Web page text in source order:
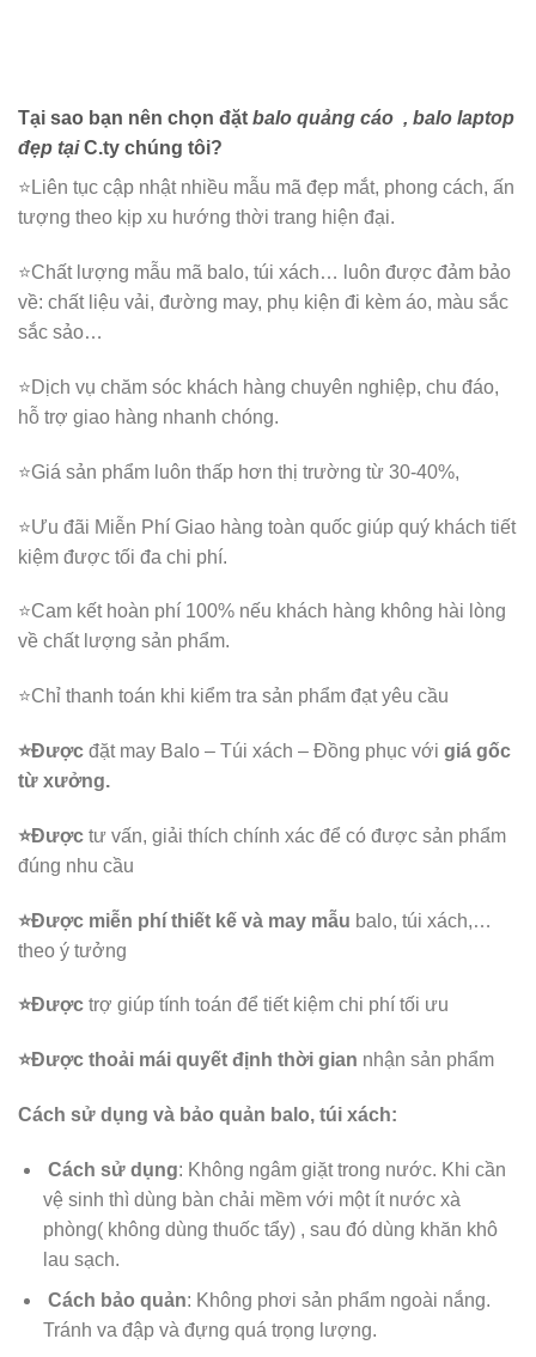
Tại sao bạn nên chọn đặt balo quảng cáo , balo laptop
đẹp tạiC.ty chúng tôi?
⭐️Liên tục cập nhật nhiều mẫu mã đẹp mắt, phong cách, ấn
tượng theo kịp xu hướng thời trang hiện đại.
⭐️Chất lượng mẫu mã balo, túi xách…
luôn được đảm bảo
về: chất liệu vải, đường may, phụ kiện đi kèm áo, màu sắc
sắc sảo…
⭐️Dịch vụ chăm sóc khách hàng chuyên nghiệp, chu đáo,
hỗ trợ giao hàng nhanh chóng.
⭐️Giá sản phẩm luôn thấp hơn thị trường từ 30-40%,
⭐️Ưu đãi Miễn Phí Giao hàng toàn quốc giúp quý khách tiết
kiệm được tối đa chi phí.
⭐️Cam kết hoàn phí 100% nếu khách hàng không hài lòng
về chất lượng sản phẩm.
⭐️Chỉ thanh toán khi kiểm tra sản phẩm đạt yêu cầu
⭐️Được đặt may Balo – Túi xách – Đồng phục với giá gốc
từ xưởng.
⭐️Được tư vấn, giải thích chính xác để có được sản phẩm
đúng nhu cầu
⭐️Được miễn phí thiết kế và may mẫu balo, túi xách,…
theo ý tưởng
⭐️Được trợ giúp tính toán để tiết kiệm chi phí tối ưu
⭐️Được thoải mái quyết định thời gian nhận sản phẩm
Cách sử dụng và bảo quản balo, túi xách:
Cách sử dụng: Không ngâm giặt trong nước. Khi cần
vệ sinh thì dùng bàn chải mềm với một ít nước xà
phòng( không dùng thuốc tẩy) , sau đó dùng khăn khô
lau sạch.
Cách bảo quản: Không phơi sản phẩm ngoài nắng.
Tránh va đập và đựng quá trọng lượng.